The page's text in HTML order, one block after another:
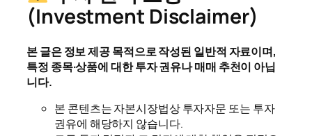
(Investment Disclaimer)
본 글은 정보 제공 목적으로 작성된 일반적 자료이며,
특정 종목·상품에 대한 투자 권유나 매매 추천이 아닙
니다.
본 콘텐츠는 자본시장법상 투자자문 또는 투자
권유에 해당하지 않습니다.